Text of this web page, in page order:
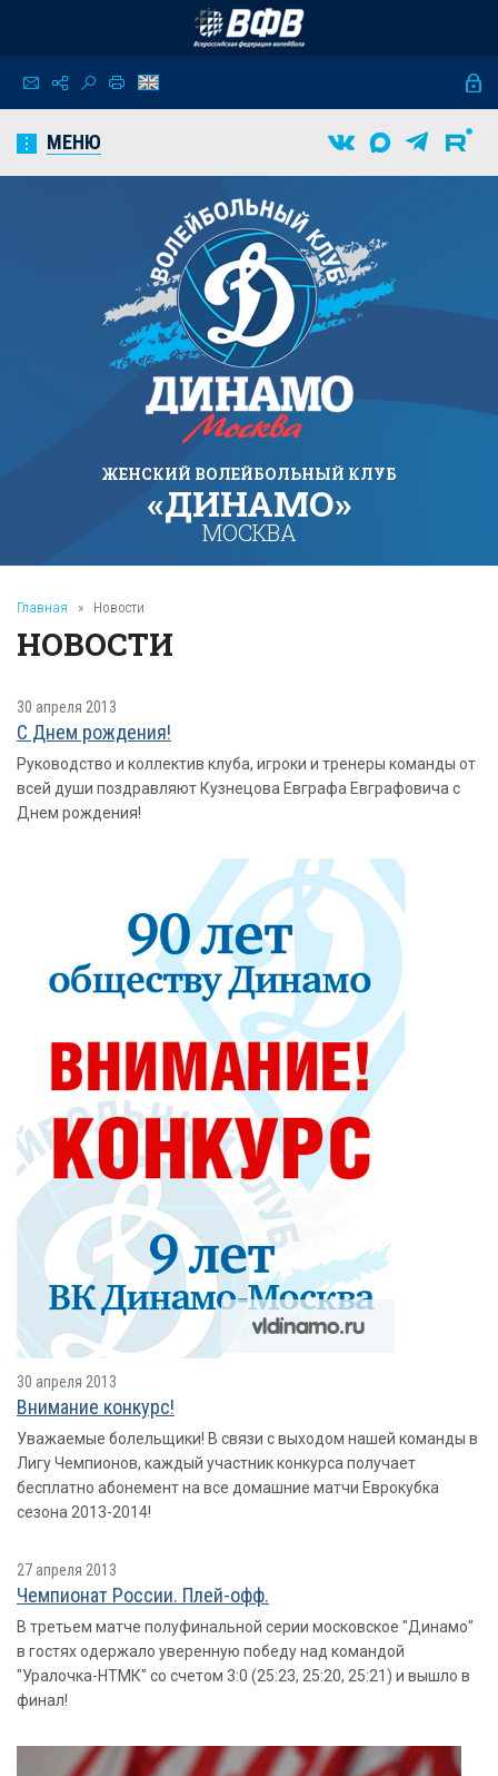
МЕНЮ
ЖЕНСКИЙ ВОЛЕЙБОЛЬНЫЙ КЛУБ
«ДИНАМО»
МОСКВА
Главная » Новости
НОВОСТИ
30 апреля 2013
С Днем рождения!
Руководство и коллектив клуба, игроки и тренеры команды от
всей души поздравляют Кузнецова Евграфа Евграфовича с
Днем рождения!
30 апреля 2013
Внимание конкурс!
Уважаемые болельщики! В связи с выходом нашей команды в
Лигу Чемпионов, каждый участник конкурса получает
бесплатно абонемент на все домашние матчи Еврокубка
сезона 2013-2014!
27 апреля 2013
Чемпионат России. Плей-офф.
В третьем матче полуфинальной серии московское "Динамо"
в гостях одержало уверенную победу над командой
"Уралочка-НТМК" со счетом 3:0 (25:23, 25:20, 25:21) и вышло в
финал!